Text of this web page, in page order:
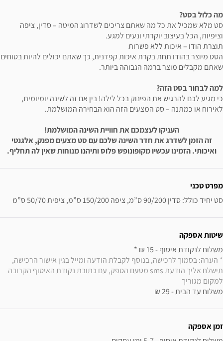
מה כלול בסט?
סט מלא שמכיל את כל מה שאתם צריכים לשדרוג המיטה – סדין, ציפה
וציפיות, הכל בעיצוב יוקרתי ונעים למגע.
תוצרת הודו – איכות ללא פשרות
הסט מיוצר בהודו תחת בקרת איכות קפדנית, כך שאתם יכולים להיות בטוחים
שאתם מקבלים מוצר ברמה הגבוהה ביותר.
למה לבחור בסט הזה?
כי מגיע לכם להרגיש את הפינוק בכל לילה! בין אם זה לשינה יומיומית,
לאירוח או כמתנה – סט המצעים הזה הוא הבחירה המושלמת.
העניקו לעצמכם את חוויית השינה המושלמת!
זה הזמן לשדרג את חדר השינה שלכם עם סט מצעים מפנק, אלגנטי
ואיכותי. הזמינו עכשיו מקופונופש פלוס ותיהנו מנוחות שאין לה תחליף.
מפרט טכני
סט יחיד כולל: סדין 90/200 ס”מ, ציפה 150/200 ס”מ, ציפית 50/70 ס”מ
שיטות אספקה
משלוח לנקודת איסוף - 15 ₪ *
למקום מגוריך
משלוח עד הבית - 29 ₪
זמן אספקה